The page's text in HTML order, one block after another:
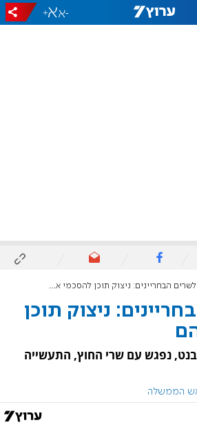
-
+
הבחריינים: ניצוק תוכן להסכמי אברהם
ניצוק תוכן
נפגש עם שרי החוץ, התעשייה
הממשלה